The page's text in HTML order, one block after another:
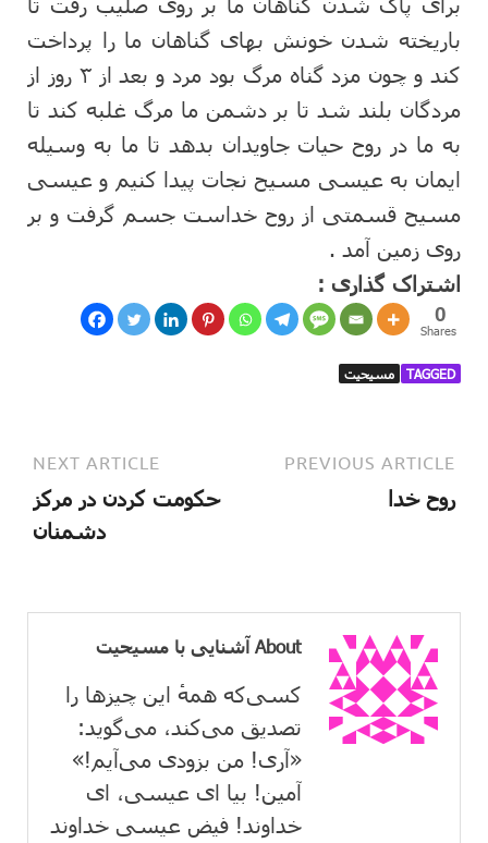
باریخته شدن خونش بهای گناهان ما را پرداخت
کند و چون مزد گناه مرگ بود مرد و بعد از ۳ روز از
مردگان بلند شد تا بر دشمن ما مرگ غلبه کند تا
به ما در روح حیات جاویدان بدهد تا ما به وسیله
ایمان به عیسی مسیح نجات پیدا کنیم و عیسی
مسیح قسمتی از روح خداست جسم گرفت و بر
روی زمین آمد .
اشتراک گذاری :
0
Shares
TAGGED مسیحیت
PREVIOUS ARTICLE
روح خدا
NEXT ARTICLE
حکومت کردن در مرکز
دشمنان
About آشنایی با مسیحیت
کسی‌که همهٔ این چیزها را
تصدیق می‌كند، می‌گوید:
«آری! من بزودی می‌آیم!»
آمین! بیا ای عیسی، ای
خداوند! فیض عیسی خداوند